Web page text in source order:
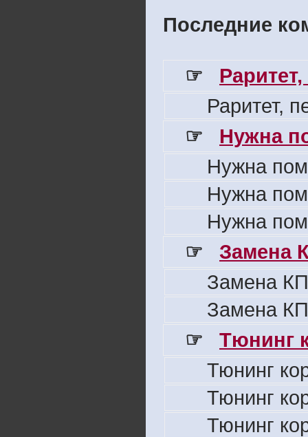
Последние
☞
Раритет,
☞
Нужна
Нужна
Нужна
Нужна
☞
Замена
Замена
Замена
☞
Тюнинг
Тюнинг
Тюнинг
Тюнинг